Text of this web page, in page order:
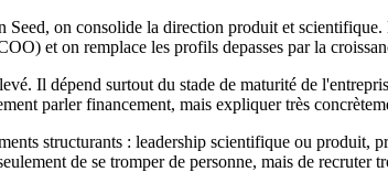
Seed, on consolide la direction produit et
et on remplace les profils depasses par la
Il dépend surtout du stade de maturité de
parler financement, mais expliquer très
structurants : leadership scientifique ou
de se tromper de personne, mais de recruter